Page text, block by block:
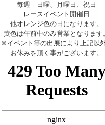
毎週 日曜、月曜日、祝日
レースイベント開催日
他オレンジ色の日になります。
黄色は午前中のみ営業となります
※イベント等の出展により上記以
お休みを頂く事がございます。